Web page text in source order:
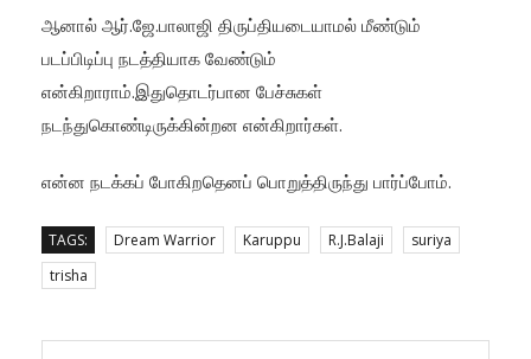
ஆனால் ஆர்.ஜே.பாலாஜி திருப்தியடையாமல் மீண்டும்
படப்பிடிப்பு நடத்தியாக வேண்டும்
என்கிறாராம்.இதுதொடர்பான பேச்சுகள்
நடந்துகொண்டிருக்கின்றன என்கிறார்கள்.
என்ன நடக்கப் போகிறதெனப் பொறுத்திருந்து பார்ப்போம்.
TAGS: Dream Warrior Karuppu R.J.Balaji
suriya
trisha